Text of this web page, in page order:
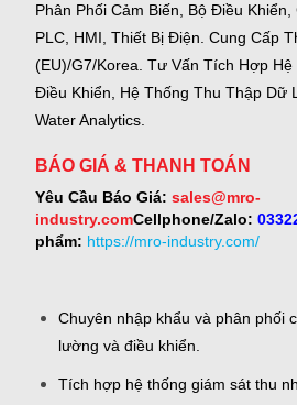
Phân Phối Cảm Biến, Bộ Điều Khiển,
PLC, HMI, Thiết Bị Điện. Cung Cấp
(EU)/G7/Korea. Tư Vấn Tích Hợp Hệ
Điều Khiển, Hệ Thống Thu Thập Dữ
Water Analytics.
BÁO GIÁ & THANH TOÁN
Yêu Cầu Báo Giá: sales@mro-
industry.comCellphone/Zalo:
phẩm: https://mro-industry.com/
Chuyên nhập khẩu và phân phối
lường và điều khiển.
Tích hợp hệ thống giám sát thu